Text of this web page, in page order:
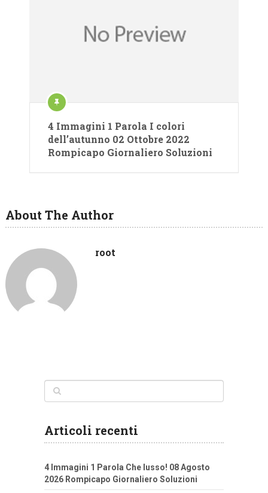
4 Immagini 1 Parola I colori
dell’autunno 02 Ottobre 2022
Rompicapo Giornaliero Soluzioni
About The Author
root
Articoli recenti
4 Immagini 1 Parola Che lusso! 08 Agosto
2026 Rompicapo Giornaliero Soluzioni